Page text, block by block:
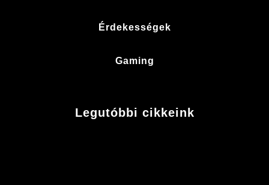
Érdekességek
Gaming
Legutóbbi cikkeink